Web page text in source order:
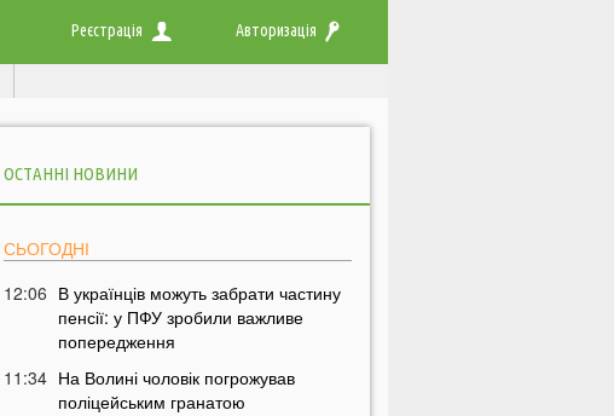
Реєстрація Авторизація
ОСТАННІ НОВИНИ
СЬОГОДНІ
12:06 В українців можуть забрати частину
пенсії: у ПФУ зробили важливе
попередження
11:34 На Волині чоловік погрожував
поліцейським гранатою